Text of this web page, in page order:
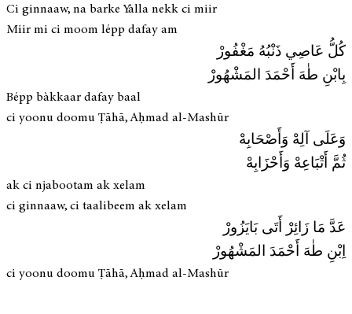
Ci ginnaaw, na barke Yàlla nekk ci miir
Miir mi ci moom lépp dafay am
كُلُّ عَاصِي ذَنْبُهُ مَغْفُورْ
بِابْنِ طٰهَ أَحْمَدَ المَشْهُورْ
Bépp bàkkaar dafay baal
ci yoonu doomu Ṭāhā, Aḥmad al-Mashūr
وَعَلَى آلِهْ وَأَصْحَابِهْ
ثُمَّ أَتْبَاعِهْ وَأَحْزَابِهْ
ak ci njabootam ak xelam
ci ginnaaw, ci taalibeem ak xelam
عَدَّ مَا زَائِرْ أَتَى بَايَزُورْ
اِبْنِ طٰهَ أَحْمَدَ المَشْهُورْ
ci yoonu doomu Ṭāhā, Aḥmad al-Mashūr